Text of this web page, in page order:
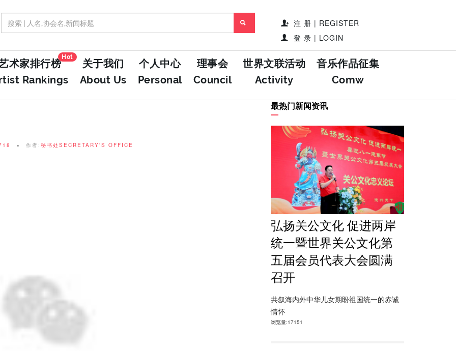
注 册 | REGISTER
登 录 | LOGIN
术家排行榜
Rankings
Hot
关于我们
About Us
个人中心
Personal
理事会
Council
世界文联活动
Activity
音乐作品征集
Comw
作者: 秘书处SECRETARY'S OFFICE
最热门新闻资讯
弘扬关公文化 促进两岸
统一暨世界关公文化第
五届会员代表大会圆满
召开
共叙海内外中华儿女期盼祖国统一的赤诚
情怀
浏览量:17151